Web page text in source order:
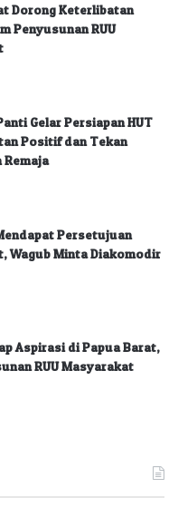
Dorong Keterlibatan
Penyusunan RUU
Gelar Persiapan HUT
Positif dan Tekan
Remaja
Persetujuan
Wagub Minta Diakomodir
Aspirasi di Papua Barat,
RUU Masyarakat